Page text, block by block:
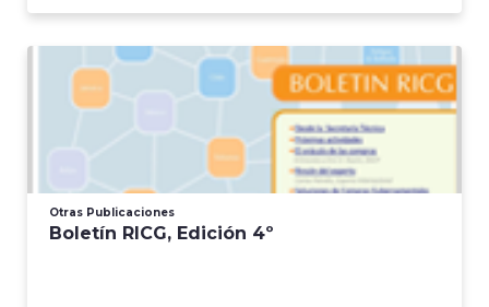
Otras Publicaciones
Boletín RICG, Edición 4º